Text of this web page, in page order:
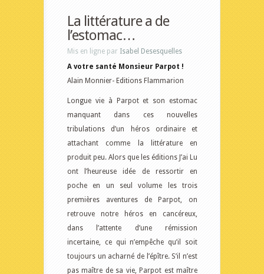
La littérature a de
l’estomac…
Mis en ligne par Isabel Desesquelles
A votre santé Monsieur Parpot !
Alain Monnier- Editions Flammarion
Longue vie à Parpot et son estomac
manquant dans ces nouvelles
tribulations d’un héros ordinaire et
attachant comme la littérature en
produit peu. Alors que les éditions J’ai Lu
ont l’heureuse idée de ressortir en
poche en un seul volume les trois
premières aventures de Parpot, on
retrouve notre héros en cancéreux,
dans l’attente d’une rémission
incertaine, ce qui n’empêche qu’il soit
toujours un acharné de l’épître. S’il n’est
pas maître de sa vie, Parpot est maître